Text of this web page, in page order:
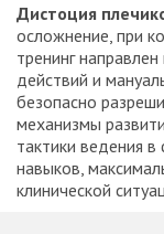
Дистоция
осложнение, при
тренинг
действий и
безопасно
механизмы
тактики ведения
навыков,
клинической